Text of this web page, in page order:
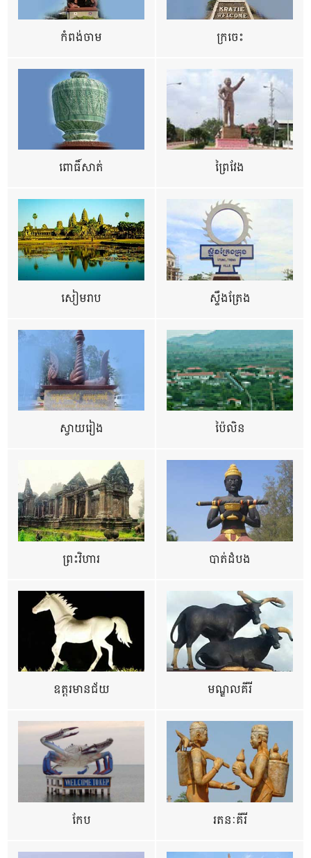
កំពង់ចាម ក្រចេះ
ពោធិ៍សាត់ ព្រៃវែង
សៀមរាប ស្ទឹងត្រែង
ស្វាយរៀង ប៉ៃលិន
ព្រះវិហារ បាត់ដំបង
ឧត្ដរមានជ័យ មណ្ឌលគីរី
កែប រតនៈគីរី